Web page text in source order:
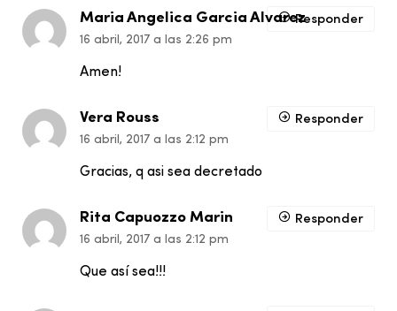
Maria Angelica Garcia Alvarez
16 abril, 2017 a las 2:26 pm
Amen!
Responder
Vera Rouss
16 abril, 2017 a las 2:12 pm
Gracias, q asi sea decretado
Responder
Rita Capuozzo Marin
16 abril, 2017 a las 2:12 pm
Que así sea!!!
Responder